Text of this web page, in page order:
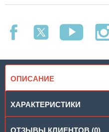
ОПИСАНИЕ
ХАРАКТЕРИСТИКИ